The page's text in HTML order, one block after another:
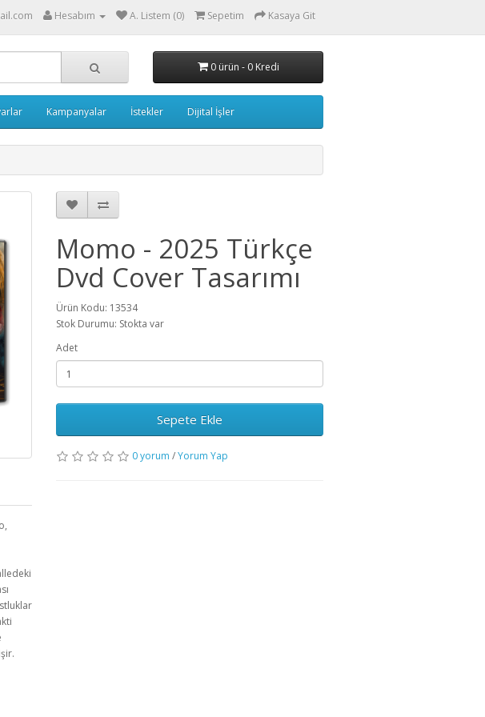
Hesabım A. Listem (0) Sepetim Kasaya Git
0 ürün - 0 Kredi
Kampanyalar İstekler Dijital İşler
Momo - 2025 Türkçe
Dvd Cover Tasarımı
Ürün Kodu: 13534
Stok Durumu: Stokta var
Adet
Sepete Ekle
0 yorum /Yorum Yap